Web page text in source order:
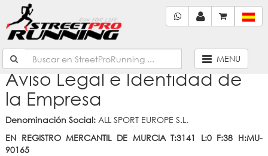
MENU
Aviso Legal e Identidad de
la Empresa
Denominación Social: ALL SPORT EUROPE S.L.
EN REGISTRO MERCANTIL DE MURCIA T:3141 L:0 F:38 H:MU-
90165